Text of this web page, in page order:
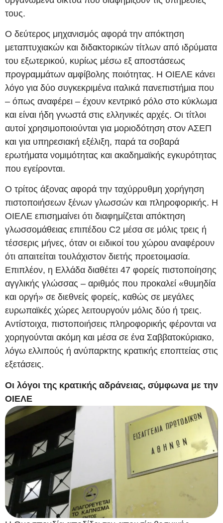
τους.
Ο δεύτερος μηχανισμός αφορά την απόκτηση
μεταπτυχιακών και διδακτορικών τίτλων από ιδρύματα
του εξωτερικού, κυρίως μέσω εξ αποστάσεως
προγραμμάτων αμφίβολης ποιότητας. Η ΟΙΕΛΕ κάνει
λόγο για δύο συγκεκριμένα ιταλικά πανεπιστήμια που
– όπως αναφέρει – έχουν κεντρικό ρόλο στο κύκλωμα
και είναι ήδη γνωστά στις ελληνικές αρχές. Οι τίτλοι
αυτοί χρησιμοποιούνται για μοριοδότηση στον ΑΣΕΠ
και για υπηρεσιακή εξέλιξη, παρά τα σοβαρά
ερωτήματα νομιμότητας και ακαδημαϊκής εγκυρότητας
που εγείρονται.
Ο τρίτος άξονας αφορά την ταχύρρυθμη χορήγηση
πιστοποιήσεων ξένων γλωσσών και πληροφορικής. Η
ΟΙΕΛΕ επισημαίνει ότι διαφημίζεται απόκτηση
γλωσσομάθειας επιπέδου C2 μέσα σε μόλις τρεις ή
τέσσερις μήνες, όταν οι ειδικοί του χώρου αναφέρουν
ότι απαιτείται τουλάχιστον διετής προετοιμασία.
Επιπλέον, η Ελλάδα διαθέτει 47 φορείς πιστοποίησης
αγγλικής γλώσσας – αριθμός που προκαλεί «θυμηδία
και οργή» σε διεθνείς φορείς, καθώς σε μεγάλες
ευρωπαϊκές χώρες λειτουργούν μόλις δύο ή τρεις.
Αντίστοιχα, πιστοποιήσεις πληροφορικής φέρονται να
χορηγούνται ακόμη και μέσα σε ένα Σαββατοκύριακο,
λόγω ελλιπούς ή ανύπαρκτης κρατικής εποπτείας στις
εξετάσεις.
Οι λόγοι της κρατικής αδράνειας, σύμφωνα με την
ΟΙΕΛΕ